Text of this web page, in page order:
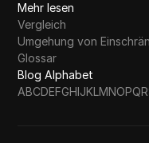
Mehr lesen
Vergleich
Umgehung von
Glossar
Blog Alphabet
ABCDEFGHIJKLMNOPQR